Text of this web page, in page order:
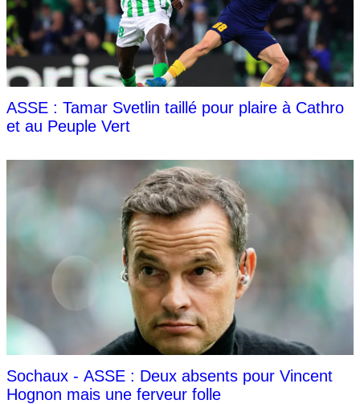
ASSE : Tamar Svetlin taillé pour plaire à Cathro
et au Peuple Vert
Sochaux - ASSE : Deux absents pour Vincent
Hognon mais une ferveur folle